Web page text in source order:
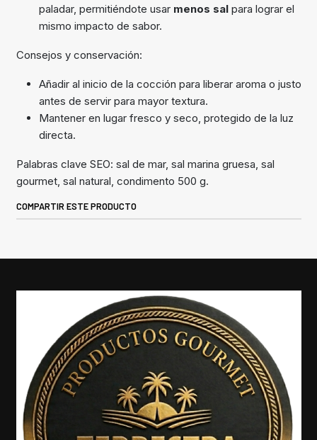
paladar, permitiéndote usar menos salpara lograr el
mismo impacto de sabor.
Consejos y conservación:
Añadir al inicio de la cocción para liberar aroma o justo
antes de servir para mayor textura.
Mantener en lugar fresco y seco, protegido de la luz
directa.
Palabras clave SEO: sal de mar, sal marina gruesa, sal
gourmet, sal natural, condimento 500 g.
COMPARTIR ESTE PRODUCTO